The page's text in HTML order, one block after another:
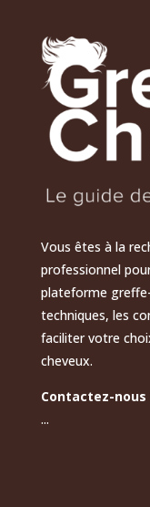
Vous êtes à la
professionnel
plateforme
techniques, les
faciliter votre
cheveux.
Contactez-nous
...